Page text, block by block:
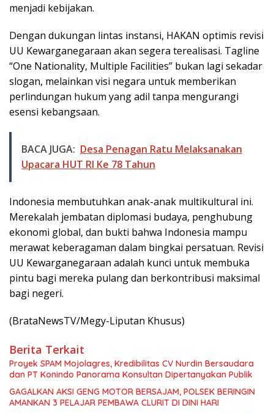
menjadi kebijakan.
Dengan dukungan lintas instansi, HAKAN optimis revisi
UU Kewarganegaraan akan segera terealisasi. Tagline
“One Nationality, Multiple Facilities” bukan lagi sekadar
slogan, melainkan visi negara untuk memberikan
perlindungan hukum yang adil tanpa mengurangi
esensi kebangsaan.
BACA JUGA: Desa Penagan Ratu Melaksanakan
Upacara HUT RI Ke 78 Tahun
Indonesia membutuhkan anak-anak multikultural ini.
Merekalah jembatan diplomasi budaya, penghubung
ekonomi global, dan bukti bahwa Indonesia mampu
merawat keberagaman dalam bingkai persatuan. Revisi
UU Kewarganegaraan adalah kunci untuk membuka
pintu bagi mereka pulang dan berkontribusi maksimal
bagi negeri.
(BrataNewsTV/Megy-Liputan Khusus)
Berita Terkait
Proyek SPAM Mojolagres, Kredibilitas CV Nurdin Bersaudara
dan PT Konindo Panorama Konsultan Dipertanyakan Publik
GAGALKAN AKSI GENG MOTOR BERSAJAM, POLSEK BERINGIN
AMANKAN 3 PELAJAR PEMBAWA CLURIT DI DINI HARI